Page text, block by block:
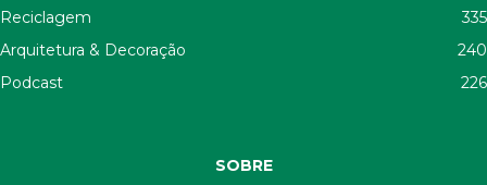
Reciclagem
335
Arquitetura & Decoração
240
Podcast
226
SOBRE